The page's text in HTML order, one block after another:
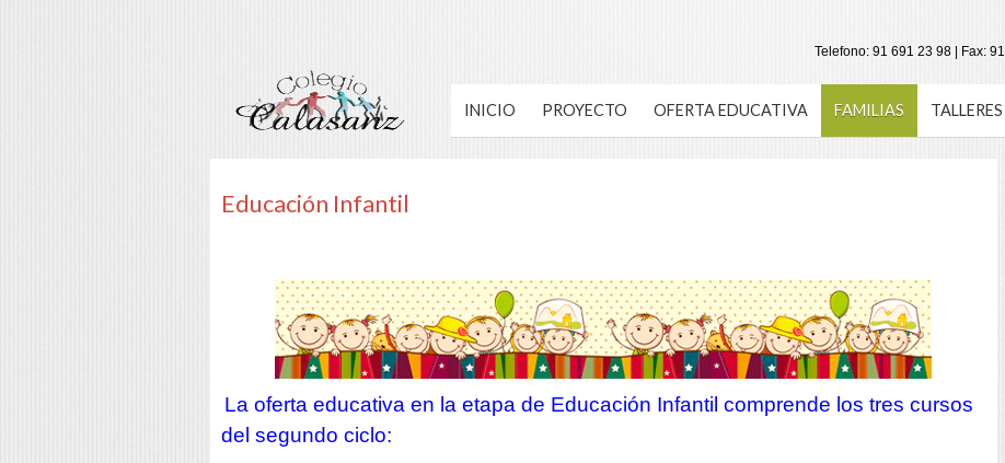
Telefono: 91 691 23 98 | Fax: 91
INICIO PROYECTO OFERTA EDUCATIVA FAMILIAS TALLERES
Educación Infantil
La oferta educativa en la etapa de Educación Infantil comprende los tres cursos
del segundo ciclo: